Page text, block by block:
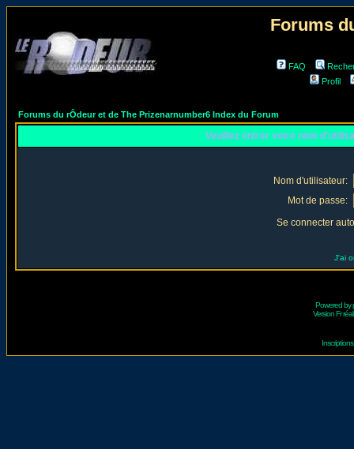
Forums
FAQ
Profil
Forums du rÔdeur et de The Prizenarnumber6 Index du Forum
Veuillez entrer votre nom
Nom d'utilisateur:
Mot de passe:
Se connecter
J'ai
Powered by
Version Fr